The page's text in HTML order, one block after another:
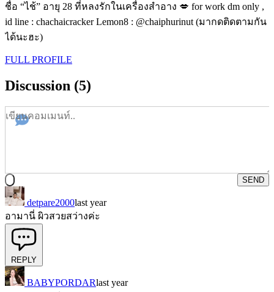
ชื่อ “ไช้” อายุ 28 ที่หลงรักในเครื่องสำอาง 💋 for work dm only ,
id line : chachaicracker Lemon8 : @chaiphurinut (มากดติดตามกัน
ได้นะฮะ)
FULL PROFILE
Discussion (5)
SEND
detpare2000last year
อามานี่ ผิวสวยสว่างค่ะ
REPLY
BABYPORDARlast year